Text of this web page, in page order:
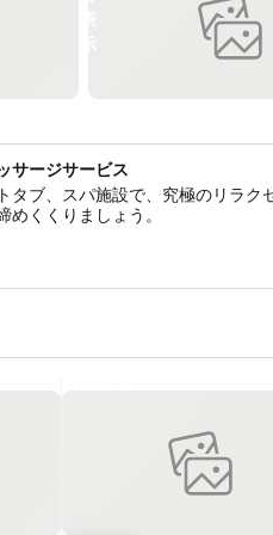
サージサービス
タブ、スパ施設で、究極のリラク
めくくりましょう。